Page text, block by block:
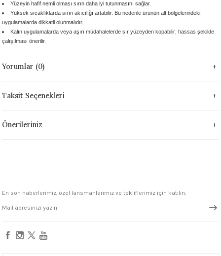
°C
999 - 1222 °C
°C
Yüzeyin hafif nemli olması sırın daha iyi tutunmasını sağlar.
Yüksek sıcaklıklarda sırın akıcılığı artabilir. Bu nedenle ürünün alt bölgelerindeki
uygulamalarda dikkatli olunmalıdır.
Kalın uygulamalarda veya aşırı müdahalelerde sır yüzeyden kopabilir; hassas şekilde
çalışılması önerilir.
Yorumlar (0)
Taksit Seçenekleri
Önerileriniz
En son haberlerimiz, özel lansmanlarımız ve tekliflerimiz için katılın.